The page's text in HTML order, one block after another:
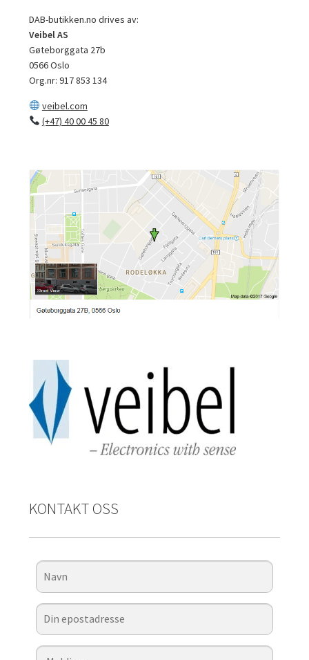
DAB-butikken.no drives av:
Veibel AS
Gøteborggata 27b
0566 Oslo
Org.nr: 917 853 134
veibel.com
(+47) 40 00 45 80
KONTAKT OSS